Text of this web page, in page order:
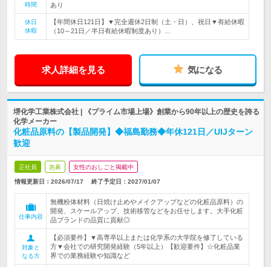
時間
あり
休日
休暇
【年間休日121日】▼完全週休2日制（土・日）、祝日▼有給休暇
（10～21日／半日有給休暇制度あり）…
求人詳細を見る 気になる
堺化学工業株式会社 | 《プライム市場上場》創業から90年以上の歴史を誇る
化学メーカー
化粧品原料の【製品開発】◆福島勤務◆年休121日／UIJターン
歓迎
正社員 急募 女性のおしごと掲載中
情報更新日：2026/07/17 終了予定日： 2027/01/07
仕事内容
無機粉体材料（日焼け止めやメイクアップなどの化粧品原料）の
開発、スケールアップ、技術移管などをお任せします。大手化粧
品ブランドの品質に貢献◎
対象と
なる方
【必須要件】▼高専卒以上または化学系の大学院を修了している
方▼会社での研究開発経験（5年以上）【歓迎要件】☆化粧品業
界での業務経験や知識など